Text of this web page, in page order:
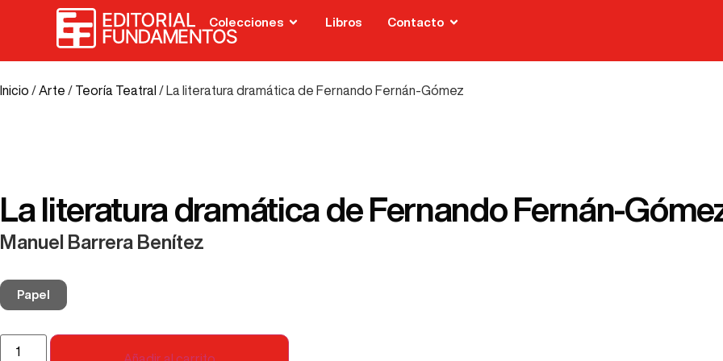
Colecciones Libros Contacto
Inicio / Arte / Teoría Teatral / La literatura dramática de Fernando Fernán-Gómez
La literatura dramática de Fernando Fernán-
Manuel Barrera Benítez
Papel
Añadir al carrito